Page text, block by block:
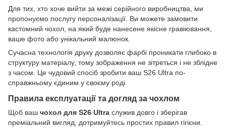
Для тих, хто хоче вийти за межі серійного виробництва, ми
пропонуємо послугу персоналізації. Ви можете замовити
кастомний чохол, на який буде нанесене якісне гравіювання,
ваше фото або унікальний малюнок.
Сучасна технологія друку дозволяє фарбі проникати глибоко в
структуру матеріалу, тому зображення не зітреться і не зблідне
з часом. Це чудовий спосіб зробити ваш S26 Ultra по-
справжньому єдиним у своєму роді.
Правила експлуатації та догляд за чохлом
Щоб ваш чохол для S26 Ultra служив довго і зберігав
преміальний вигляд, дотримуйтесь простих правил гігієни.